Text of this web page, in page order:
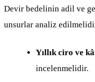
Devir bedelinin adil ve
unsurlar analiz
Yıllık ciro ve
incelenmelidir.